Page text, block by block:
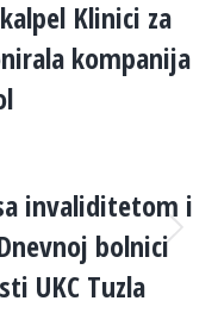
Klinici za
kompanija
invaliditetom i
bolnici
UKC Tuzla